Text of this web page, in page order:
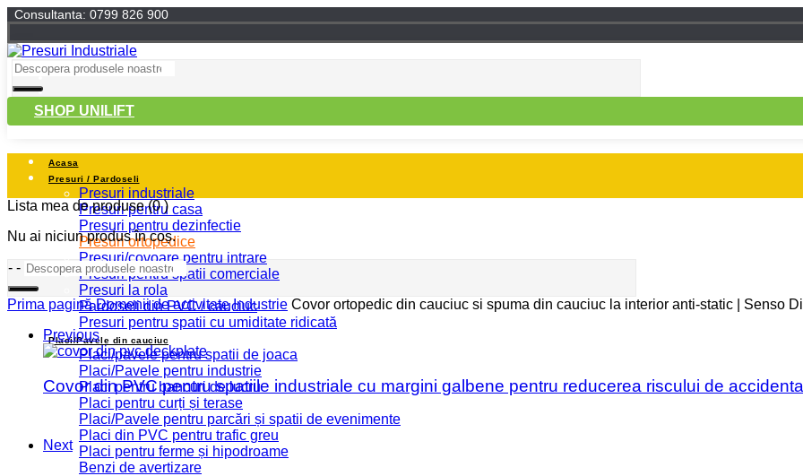
Consultanta: 0799 826 900
SHOP UNILIFT
Acasa
Presuri / Pardoseli
Presuri industriale
Presuri pentru casa
Presuri pentru dezinfectie
Presuri ortopedice
Presuri/covoare pentru intrare
Presuri pentru spatii comerciale
Presuri la rola
Pardoseli din PVC / cauciuc
Presuri pentru spatii cu umiditate ridicată
Placi/Pavele din cauciuc
Placi/pavele pentru spatii de joaca
Placi/Pavele pentru industrie
Placi pentru bancuri de lucru
Placi pentru curți și terase
Placi/Pavele pentru parcări și spatii de evenimente
Placi din PVC pentru trafic greu
Placi pentru ferme și hipodroame
Benzi de avertizare
Lista mea de produse(0 )
Nu ai niciun produs în coș.
- -
Prima pagină Domenii de activitate Industrie Covor ortopedic din cauciuc si spuma din cauciuc la interior anti-static | Senso
Previous
Covor din PVC pentru spatiile industriale cu margini galbene pentru reducerea riscului de
Next